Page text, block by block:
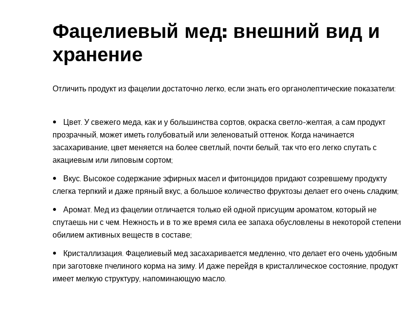
Фацелиевый мед: внешний вид и
хранение
Отличить продукт из фацелии достаточно легко, если знать его органолептические показатели:
Цвет. У свежего меда, как и у большинства сортов, окраска светло-желтая, а сам продукт
прозрачный, может иметь голубоватый или зеленоватый оттенок. Когда начинается
засахаривание, цвет меняется на более светлый, почти белый, так что его легко спутать с
акациевым или липовым сортом;
Вкус. Высокое содержание эфирных масел и фитонцидов придают созревшему продукту
слегка терпкий и даже пряный вкус, а большое количество фруктозы делает его очень сладким;
Аромат. Мед из фацелии отличается только ей одной присущим ароматом, который не
спутаешь ни с чем. Нежность и в то же время сила ее запаха обусловлены в некоторой степени
обилием активных веществ в составе;
Кристаллизация. Фацелиевый мед засахаривается медленно, что делает его очень удобным
при заготовке пчелиного корма на зиму. И даже перейдя в кристаллическое состояние, продукт
имеет мелкую структуру, напоминающую масло.